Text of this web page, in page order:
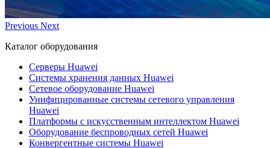
Previous Next
Каталог оборудования
Серверы Huawei
Системы хранения данных Huawei
Сетевое оборудование Huawei
Унифицированные системы сетевого управления
Huawei
Платформы с искусственным интеллектом Huawei
Оборудование беспроводных сетей Huawei
Конвергентные системы Huawei